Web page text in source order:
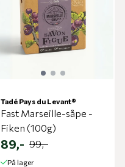
Tadé Pays du Levant®
Fast Marseille-såpe -
Fiken (100g)
89,- 99,-
På lager